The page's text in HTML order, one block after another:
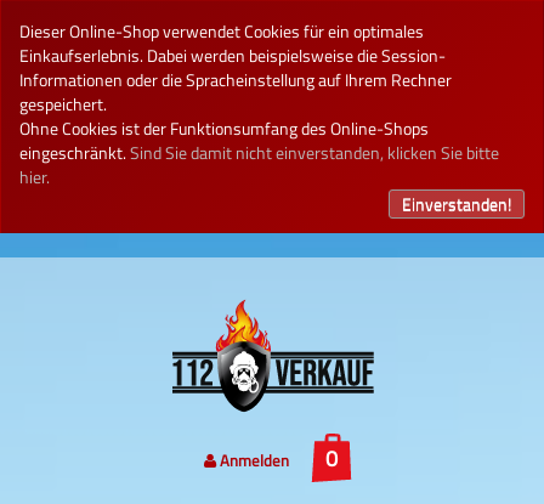
Dieser Online-Shop verwendet Cookies für ein optimales
Einkaufserlebnis. Dabei werden beispielsweise die Session-
Informationen oder die Spracheinstellung auf Ihrem Rechner
gespeichert.
Ohne Cookies ist der Funktionsumfang des Online-Shops
eingeschränkt.Sind Sie damit nicht einverstanden, klicken Sie bitte
hier.
Einverstanden!
Anmelden